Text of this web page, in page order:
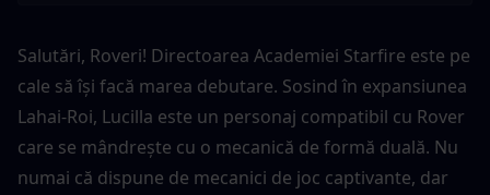
Salutări, Roveri! Directoarea Academiei Starfire este pe
cale să își facă marea debutare. Sosind în expansiunea
Lahai-Roi, Lucilla este un personaj compatibil cu Rover
care se mândrește cu o mecanică de formă duală. Nu
numai că dispune de mecanici de joc captivante, dar